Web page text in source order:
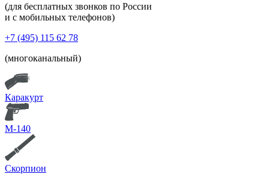
(для бесплатных звонков по России
и с мобильных телефонов)
+7 (495) 115 62 78
(многоканальный)
Каракурт
М-140
Скорпион